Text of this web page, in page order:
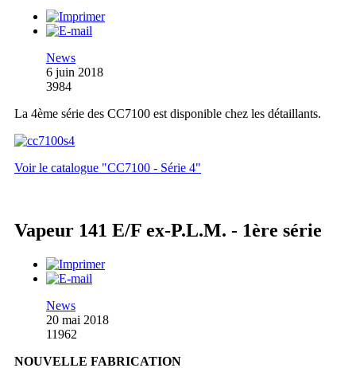
News
6 juin 2018
3984
La 4ème série des CC7100 est disponible chez les détaillants.
Voir le catalogue "CC7100 - Série 4"
Vapeur 141 E/F ex-P.L.M. - 1ère série
News
20 mai 2018
11962
NOUVELLE FABRICATION